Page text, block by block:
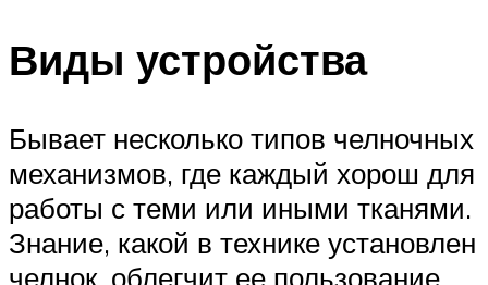
Виды устройства
Бывает несколько типов челночных
механизмов, где каждый хорош для
работы с теми или иными тканями.
Знание, какой в технике установлен
челнок, облегчит ее пользование.